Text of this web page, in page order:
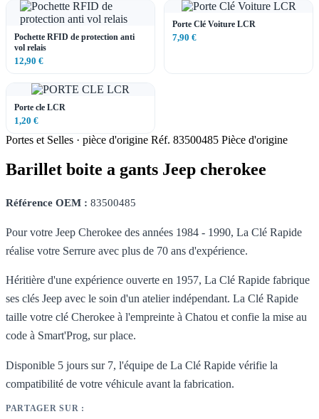
Pochette RFID de protection anti
vol relais
12,90 €
Porte Clé Voiture LCR
7,90 €
Porte cle LCR
1,20 €
Portes et Selles · pièce d'origine Réf. 83500485 Pièce d'origine
Barillet boite a gants Jeep cherokee
Référence OEM : 83500485
Pour votre Jeep Cherokee des années 1984 - 1990, La Clé Rapide
réalise votre Serrure avec plus de 70 ans d'expérience.
Héritière d'une expérience ouverte en 1957, La Clé Rapide fabrique
ses clés Jeep avec le soin d'un atelier indépendant. La Clé Rapide
taille votre clé Cherokee à l'empreinte à Chatou et confie la mise au
code à Smart'Prog, sur place.
Disponible 5 jours sur 7, l'équipe de La Clé Rapide vérifie la
compatibilité de votre véhicule avant la fabrication.
PARTAGER SUR :